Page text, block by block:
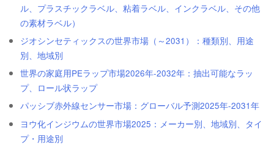
ル、プラスチックラベル、粘着ラベル、インクラベル、その他
の素材ラベル）
ジオシンセティックスの世界市場（～2031）：種類別、用途
別、地域別
世界の家庭用PEラップ市場2026年-2032年：抽出可能なラッ
プ、ロール状ラップ
パッシブ赤外線センサー市場：グローバル予測2025年-2031年
ヨウ化インジウムの世界市場2025：メーカー別、地域別、タイ
プ・用途別